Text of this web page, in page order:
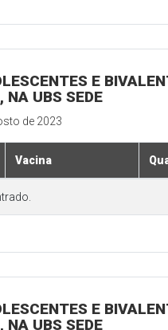
E
UBS SEDE
de 2023
Vacina
E
UBS SEDE